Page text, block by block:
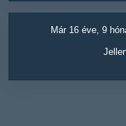
Már 16 éve, 9